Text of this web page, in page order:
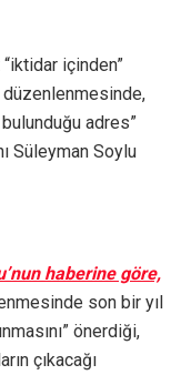
içinden”
adres”
Süleyman Soylu
haberine göre,
son bir yıl
önerdiği,
çıkacağı